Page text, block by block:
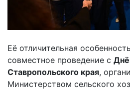
Её отличительная
совместное проведение с
Ставропольского края,
Министерством сельского